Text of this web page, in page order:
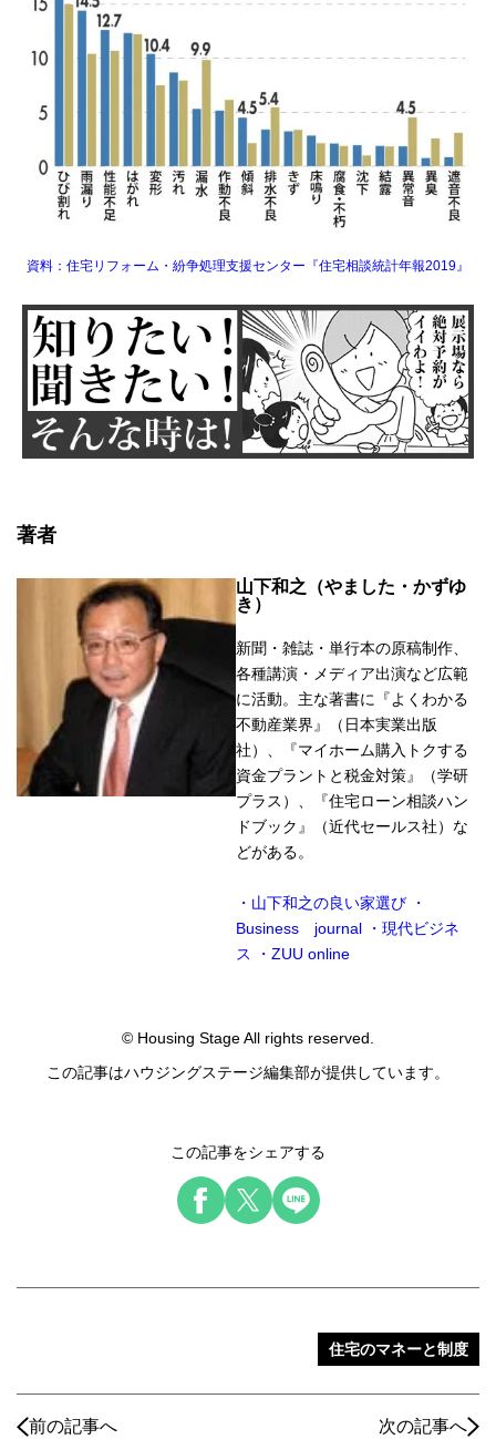
資料：住宅リフォーム・紛争処理支援センター『住宅相談統計年報2019』
著者
山下和之（やました・かずゆ
き）
新聞・雑誌・単行本の原稿制作、
各種講演・メディア出演など広範
に活動。主な著書に『よくわかる
不動産業界』（日本実業出版
社）、『マイホーム購入トクする
資金プラントと税金対策』（学研
プラス）、『住宅ローン相談ハン
ドブック』（近代セールス社）な
どがある。
・山下和之の良い家選び
・
Business journal
・現代ビジネ
ス
・ZUU online
© Housing Stage All rights reserved.
この記事はハウジングステージ編集部が提供しています。
この記事をシェアする
住宅のマネーと制度
前の記事へ 次の記事へ